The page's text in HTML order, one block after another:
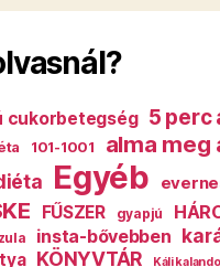
cukorbetegség 5 perc
101-1001 alma meg
Egyéb
FŰSZER gyapjú
insta-bővebben
KÖNYVTÁR Káli